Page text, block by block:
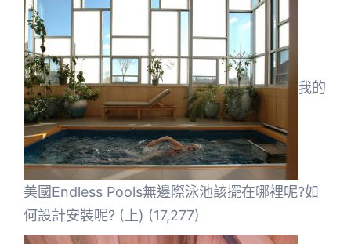
我的
美國Endless Pools無邊際泳池該擺在哪裡呢?如
何設計安裝呢? (上) (17,277)